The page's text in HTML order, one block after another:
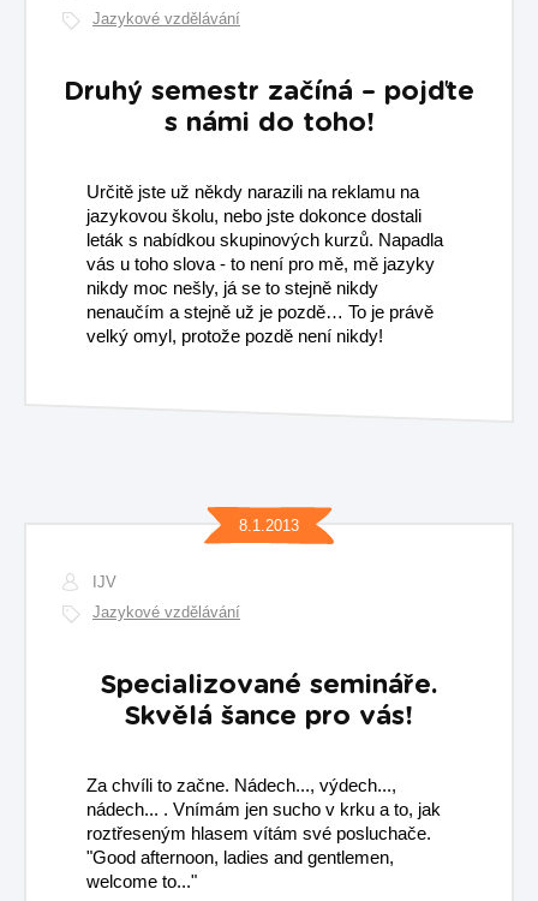
Jazykové vzdělávání
Druhý semestr začíná – pojďte
s námi do toho!
Určitě jste už někdy narazili na reklamu na
jazykovou školu, nebo jste dokonce dostali
leták s nabídkou skupinových kurzů. Napadla
vás u toho slova - to není pro mě, mě jazyky
nikdy moc nešly, já se to stejně nikdy
nenaučím a stejně už je pozdě… To je právě
velký omyl, protože pozdě není nikdy!
8.1.2013
IJV
Jazykové vzdělávání
Specializované semináře.
Skvělá šance pro vás!
Za chvíli to začne. Nádech..., výdech...,
nádech... . Vnímám jen sucho v krku a to, jak
roztřeseným hlasem vítám své posluchače.
"Good afternoon, ladies and gentlemen,
welcome to..."